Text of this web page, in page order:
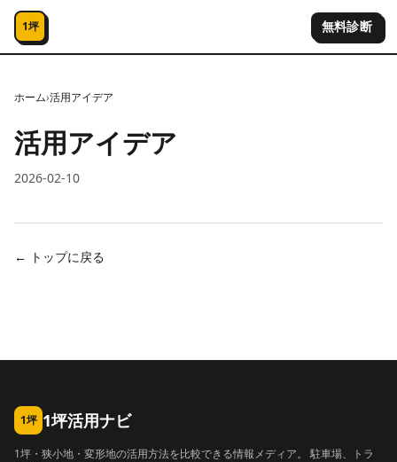
コンテンツへスキップ
1坪 無料診断
ホーム›活用アイデア
活用アイデア
2026-02-10
← トップに戻る
1坪 1坪活用ナビ
1坪・狭小地・変形地の活用方法を比較できる情報メディア。 駐車場、トラ